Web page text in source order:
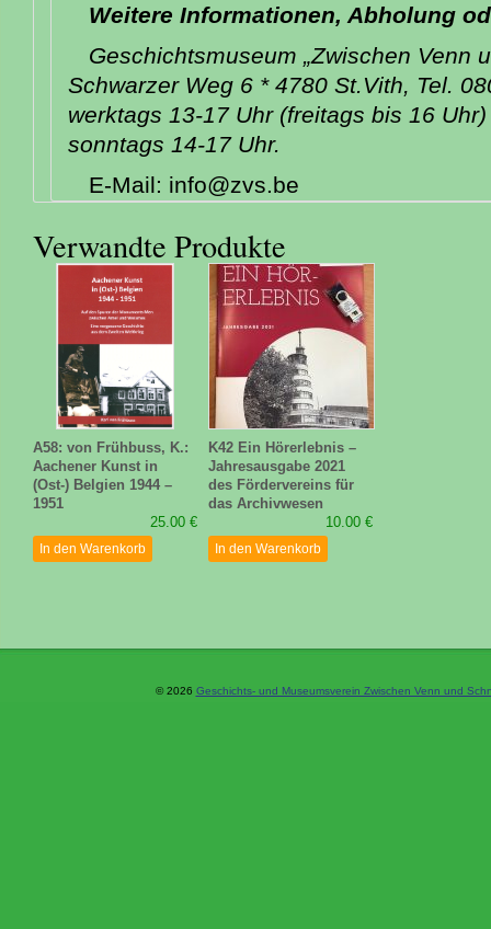
Weitere Informationen, Abholung
Geschichtsmuseum „Zwischen Venn
Schwarzer Weg 6 * 4780 St.Vith, Tel.
werktags 13-17 Uhr (freitags bis 16
sonntags 14-17 Uhr.
E-Mail: info@zvs.be
Verwandte Produkte
A58: von Frühbuss, K.:
Aachener Kunst in
(Ost-) Belgien 1944 –
1951
25.00 €
In den Warenkorb
K42 Ein Hörerlebnis –
Jahresausgabe 2021
des Fördervereins für
das Archivwesen
10.00 €
In den Warenkorb
© 2026 Geschichts- und Museumsverein Zwischen Venn und